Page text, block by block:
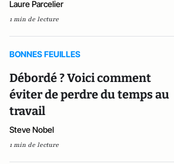
Laure Parcelier
1 min de lecture
BONNES FEUILLES
Débordé ? Voici comment
éviter de perdre du temps au
travail
Steve Nobel
1 min de lecture